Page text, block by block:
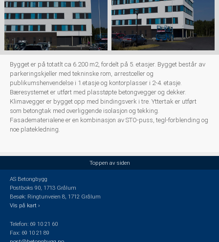
Bygget er på totatlt ca 6.200 m2, fordelt på 5. etasjer. Bygget består av
parkeringskjeller med tekninske rom, arrestceller og
publikumshenvendelse i 1.etasje og kontorplasser i 2-4. etasje.
Bæresystemet er utført med plasstøpte betongvegger og dekker.
Klimavegger er bygget opp med bindingsverk i tre. Yttertak er utført
som betongtak med overliggende isolasjon og tekking.
Fasadematerialene er en kombinasjon av STO-puss, tegl-forblending og
noe platekledning.
Toppen av siden
AS Betongbygg
Postboks 90, 1713 Grålum
Besøk: Ringtunveien 8, 1712 Grålum
Vis på kart ›
Telefon: 69 10 21 60
Fax: 69 10 21 89